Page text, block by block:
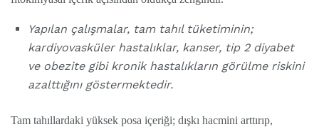
Yapılan çalışmalar, tam tahıl tüketiminin;
kardiyovasküler hastalıklar, kanser, tip 2 diyabet
ve obezite gibi kronik hastalıkların görülme riskini
azalttığını göstermektedir.
Tam tahıllardaki yüksek posa içeriği; dışkı hacmini arttırıp,